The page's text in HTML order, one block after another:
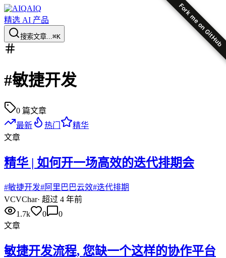
Fork me on GitHub
AIQ
精选 AI 产品
搜索文章...⌘K
#敏捷开发
0 篇文章
最新
热门
精华
文章
精华 | 如何开一场高效的迭代排期会
#敏捷开发#阿里巴巴云效#迭代排期
VCVChar· 超过 4 年前
1.7k
0
0
文章
敏捷开发流程, 您缺一个这样的协作平台